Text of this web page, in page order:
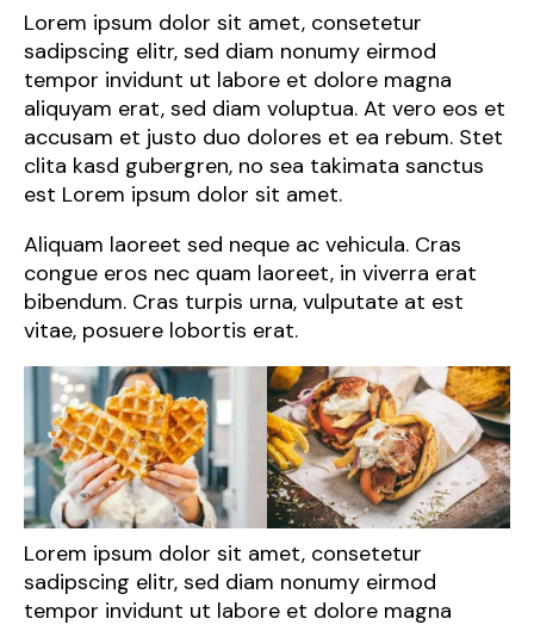
Lorem ipsum dolor sit amet, consetetur
sadipscing elitr, sed diam nonumy eirmod
tempor invidunt ut labore et dolore magna
aliquyam erat, sed diam voluptua. At vero eos et
accusam et justo duo dolores et ea rebum. Stet
clita kasd gubergren, no sea takimata sanctus
est Lorem ipsum dolor sit amet.
Aliquam laoreet sed neque ac vehicula. Cras
congue eros nec quam laoreet, in viverra erat
bibendum. Cras turpis urna, vulputate at est
vitae, posuere lobortis erat.
Lorem ipsum dolor sit amet, consetetur
sadipscing elitr, sed diam nonumy eirmod
tempor invidunt ut labore et dolore magna